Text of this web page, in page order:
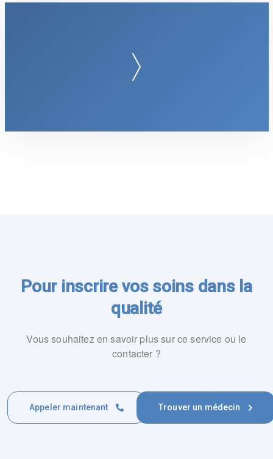
Pour inscrire vos soins dans la
qualité
Vous souhaitez en savoir plus sur ce service ou le
contacter ?
Appeler maintenant Trouver un médecin